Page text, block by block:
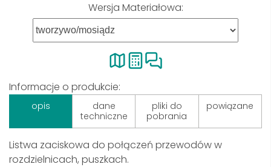
Wersja Materiałowa:
Informacje o produkcie:
opis
dane
techniczne
pliki do
pobrania
powiązane
Listwa zaciskowa do połączeń przewodów w
rozdzielnicach, puszkach.